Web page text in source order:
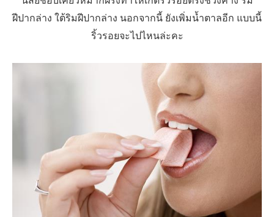
ฝีปากล่าง ใต้ริมฝีปากล่าง นอกจากนี้ ยังเพิ่มน้ำตาลอีก แบบนี้
ริ้วรอยจะไปไหนล่ะคะ